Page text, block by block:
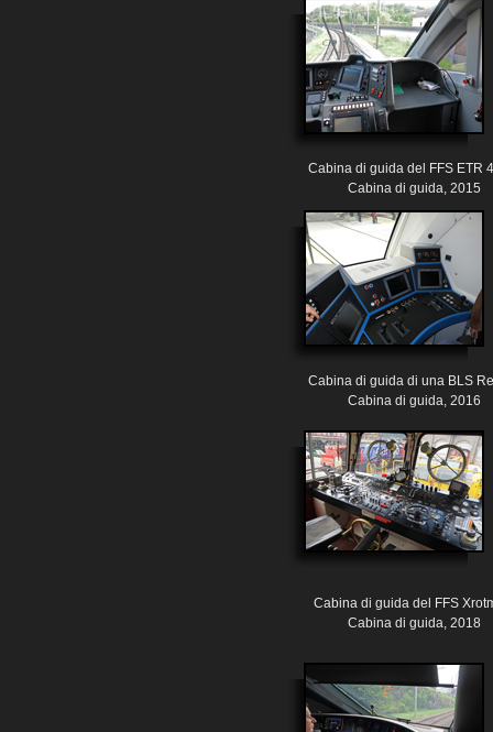
Cabina di guida del FFS ETR
Cabina di guida, 2015
Cabina di guida di una BLS
Cabina di guida, 2016
Cabina di guida del FFS
Cabina di guida, 2018